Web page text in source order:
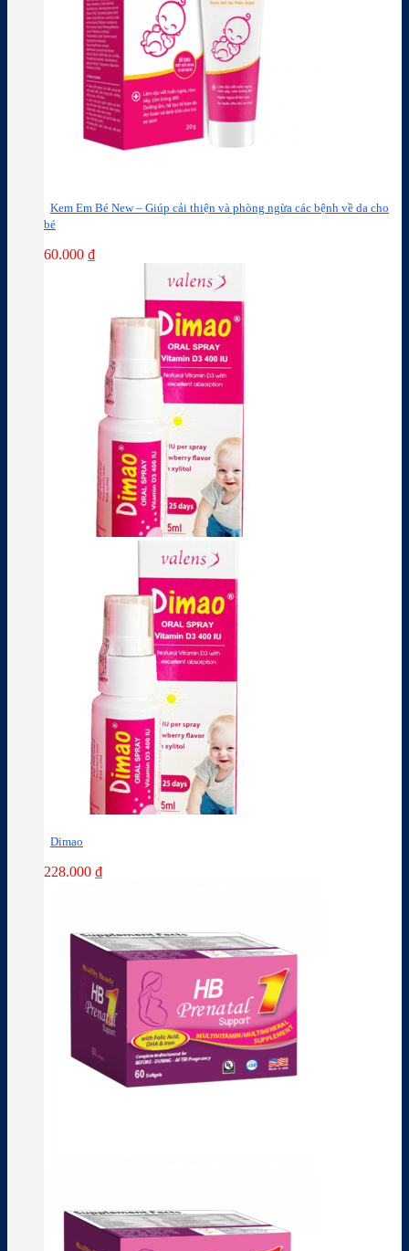
Kem Em Bé New – Giúp cải thiện và phòng ngừa các bệnh về da cho
bé
60.000 ₫
Dimao
228.000 ₫